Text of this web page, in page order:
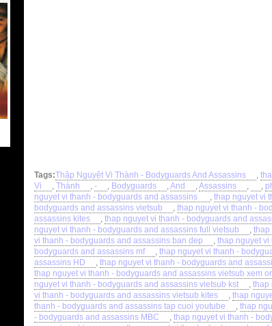
Tags:Thập Nguyệt Vi Thành - Bodyguards And Assassins ,
Vi
, Thành , - , Bodyguards ,And ,Assassins , ,
nguyet vi thanh - bodyguards and assassins
, thap nguyet vi
bodyguards and assassins vietsub
, thap nguyet vi thanh -
assassins kites
, thap nguyet vi thanh - bodyguards and
nguyet vi thanh - bodyguards and assassins full vietsub
, thap
vi thanh - bodyguards and assassins ban dep
, thap nguyet vi
bodyguards and assassins mf
, thap nguyet vi thanh -
assassins HD
, thap nguyet vi thanh - bodyguards and
thap nguyet vi thanh - bodyguards and assassins vietsub xem
nguyet vi thanh - bodyguards and assassins vietsub kst
, thap
vi thanh - bodyguards and assassins vietsub kites
, thap
thanh - bodyguards and assassins tap cuoi youtube
, thap
- bodyguards and assassins MBC
, thap nguyet vi thanh -